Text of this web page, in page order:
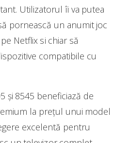
Utilizatorul îi va putea
pornească un anumit joc
Netflix si chiar să
compatibile cu
și 8545 beneficiază de
la prețul unui model
excelentă pentru